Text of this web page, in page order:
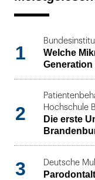
1
Welche
Generation
2
Hochschule
Die erste
3 Deutsche